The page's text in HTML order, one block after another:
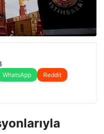
WhatsApp
Reddit